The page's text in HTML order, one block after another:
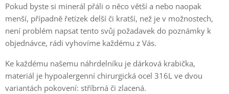
Pokud byste si minerál přáli o něco větší a nebo naopak
menší, případně řetízek delší či kratší, než je v možnostech,
není problém napsat tento svůj požadavek do poznámky k
objednávce, rádi vyhovíme každému z Vás.
Ke každému našemu náhrdelníku je dárková krabička,
materiál je hypoalergenní chirurgická ocel 316L ve dvou
variantách pokovení: stříbrná či zlacená.